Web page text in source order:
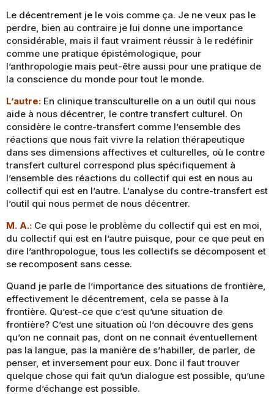
Le décentrement je le vois comme ça. Je ne veux pas le
perdre, bien au contraire je lui donne une importance
considérable, mais il faut vraiment réussir à le redéfinir
comme une pratique épistémologique, pour
l’anthropologie mais peut-être aussi pour une pratique de
la conscience du monde pour tout le monde.
L’autre: En clinique transculturelle on a un outil qui nous
aide à nous décentrer, le contre transfert culturel. On
considère le contre-transfert comme l’ensemble des
réactions que nous fait vivre la relation thérapeutique
dans ses dimensions affectives et culturelles, où le contre
transfert culturel correspond plus spécifiquement à
l’ensemble des réactions du collectif qui est en nous au
collectif qui est en l’autre. L’analyse du contre-transfert est
l’outil qui nous permet de nous décentrer.
M. A.: Ce qui pose le problème du collectif qui est en moi,
du collectif qui est en l’autre puisque, pour ce que peut en
dire l’anthropologue, tous les collectifs se décomposent et
se recomposent sans cesse.
Quand je parle de l’importance des situations de frontière,
effectivement le décentrement, cela se passe à la
frontière. Qu’est-ce que c’est qu’une situation de
frontière? C’est une situation où l’on découvre des gens
qu’on ne connait pas, dont on ne connait éventuellement
pas la langue, pas la manière de s’habiller, de parler, de
penser, et inversement pour eux. Donc il faut trouver
quelque chose qui fait qu’un dialogue est possible, qu’une
forme d’échange est possible.